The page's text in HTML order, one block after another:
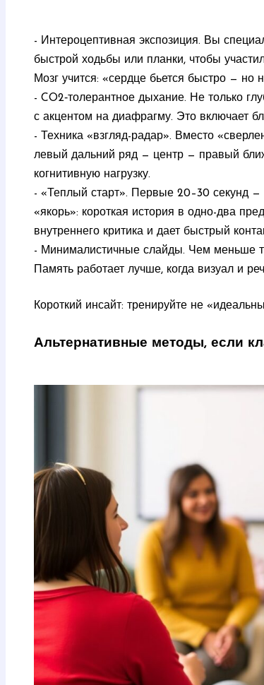
- Интероцептивная экспозиция. Вы
быстрой ходьбы или планки, чтобы
Мозг учится: «сердце бьется быстро — но
- CO2‑толерантное дыхание. Не только
с акцентом на диафрагму. Это включает
- Техника «взгляд-радар». Вместо
левый дальний ряд — центр — правый
когнитивную нагрузку.
- «Теплый старт». Первые 20–30 секунд
«якорь»: короткая история в одно-два
внутреннего критика и дает быстрый
- Минималистичные слайды. Чем меньше
Память работает лучше, когда визуал и
Короткий инсайт: тренируйте не
Альтернативные методы, если